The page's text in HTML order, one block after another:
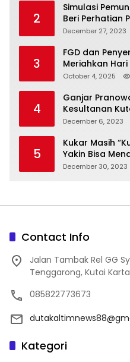
2
Simulasi
Beri Perhatian
December 27, 2023
3
FGD dan
Meriahkan
October 4, 2025
4
Ganjar
Kesultanan
December 6, 2023
5
Kukar Masih
Yakin Bisa
December 30, 2023
Contact Info
Jalan Tambak Rel GG
Tenggarong, Kutai
085822773673
Kategori